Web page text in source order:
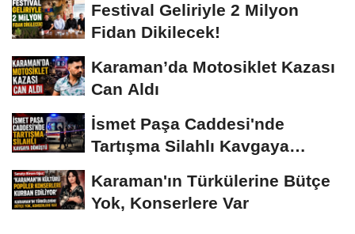
Festival Geliriyle 2 Milyon
Fidan Dikilecek!
Karaman’da Motosiklet Kazası
Can Aldı
İsmet Paşa Caddesi'nde
Tartışma Silahlı Kavgaya
Karaman'ın Türkülerine Bütçe
Yok, Konserlere Var